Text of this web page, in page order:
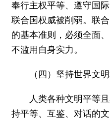
奉行主权平等、遵守国
联合国权威被削弱。联
的基本准则，必须全面
不滥用自身实力。
（四）坚持世界文
人类各种文明平等
持平等、互鉴、对话的